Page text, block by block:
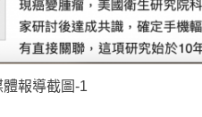
體報導截圖-1